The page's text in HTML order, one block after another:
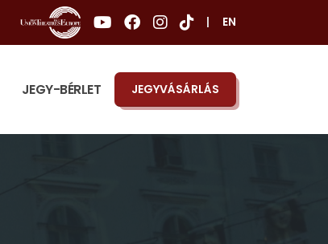
EN
JEGY-BÉRLET JEGYVÁSÁRLÁS